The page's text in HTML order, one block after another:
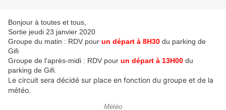
Bonjour à toutes et tous,
Sortie jeudi 23 janvier 2020
Groupe du matin : RDV pour un départ à 8H30 du parking de
Gifi
Groupe de l'après-midi : RDV pour un départ à 13H00 du
parking de Gifi.
Le circuit sera décidé sur place en fonction du groupe et de la
météo.
Météo